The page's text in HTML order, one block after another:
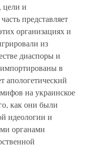
и
представляет
организациях и
из
диаспоры и
в
апологетический
на украинское
как они были
идеологии и
органами